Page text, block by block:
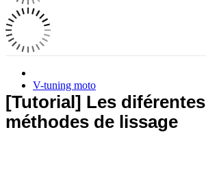
V-tuning moto
[Tutorial] Les diférentes
méthodes de lissage